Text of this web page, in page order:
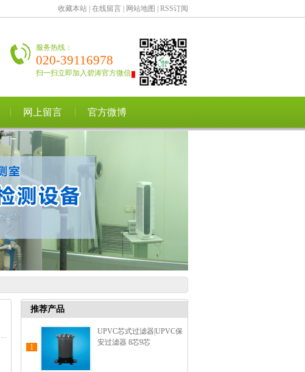
收藏本站 在线留言 网站地图 RSS订阅
服务热线：
020-39116978
扫一扫立即加入碧涛官方微信
网上留言 官方微博
推荐产品
1
UPVC芯式过滤器|UPVC保
安过滤器 8芯9芯